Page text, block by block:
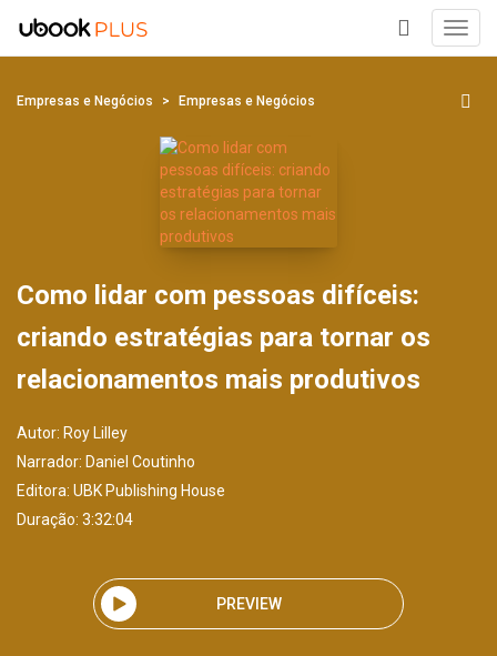
+
Empresas e Negócios Empresas e Negócios
Como lidar com pessoas difíceis:
criando estratégias para tornar os
relacionamentos mais produtivos
Autor: Roy Lilley
Narrador: Daniel Coutinho
Editora: UBK Publishing House
Duração: 3:32:04
PREVIEW